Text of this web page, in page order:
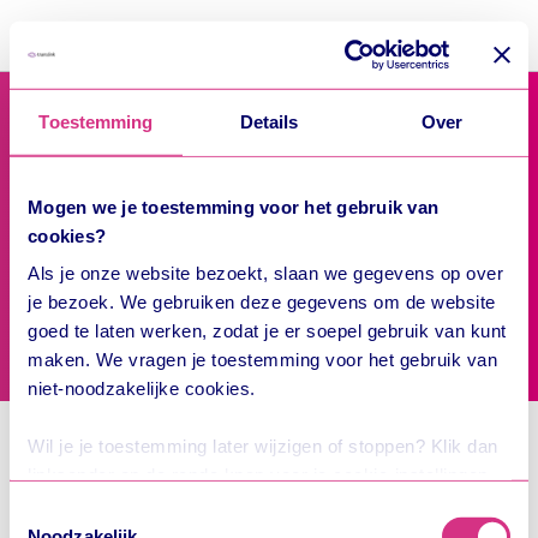
Toestemming Details Over
Mogen we je toestemming voor het gebruik van
cookies?
Als je onze website bezoekt, slaan we gegevens op over
je bezoek. We gebruiken deze gegevens om de website
goed te laten werken, zodat je er soepel gebruik van kunt
maken. We vragen je toestemming voor het gebruik van
niet-noodzakelijke cookies.
Wil je je toestemming later wijzigen of stoppen? Klik dan
chipkaart en OVpay. In onze
lees je
OV-chipkaart
Servicepuntenzoeker
Saldo
Service & contact
User Menu
Formulier teruggave kaartbijdrage
Met dit formulier kun je de kaartbijdrage terugvragen
die je hebt betaald voor het vervangen van je defecte
persoonlijke OV-chipkaart.
De kaartbijdrage wordt alleen aan je terugbetaald als
vast komt te staan dat er sprake is van een technisch
defect. Het bedrag wordt op je bankrekening gestort.